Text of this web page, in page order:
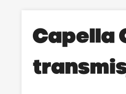
Capella